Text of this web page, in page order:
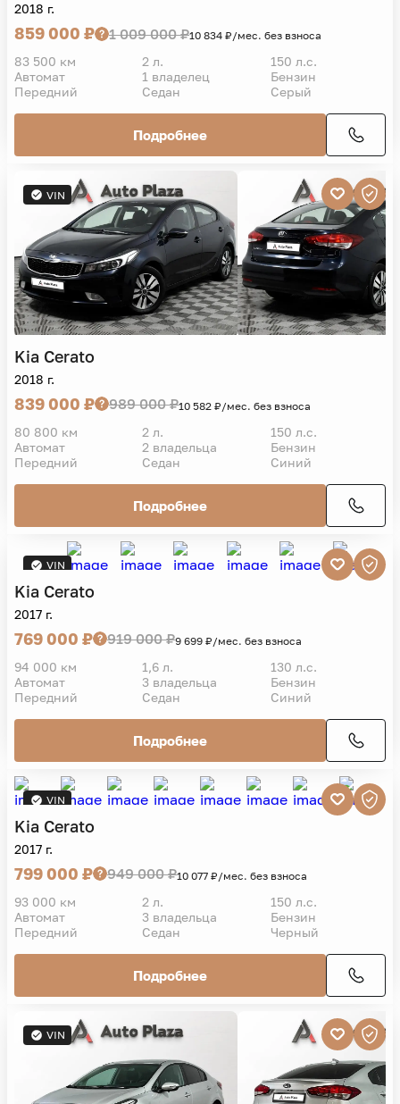
2018 г.
859 000 ₽ 1 009 000 ₽10 834 ₽/мес. без взноса
83 500 км 2 л.
150 л.с.
Автомат
1 владелец
Бензин
Передний
Седан Серый
Подробнее
VIN
Kia Cerato
2018 г.
839 000 ₽ 989 000 ₽10 582 ₽/мес. без взноса
80 800 км 2 л.
150 л.с.
Автомат
2 владельца
Бензин
Передний
Седан Синий
Подробнее
VIN
Kia
769 000 ₽ 919 000 ₽ 9 699 ₽/мес. без взноса
94 000 км 1,6 л.
130 л.с.
Автомат
Передний
Подробнее
VIN
Kia
93 000 км 2 л.
150 л.с.
Седан Черный